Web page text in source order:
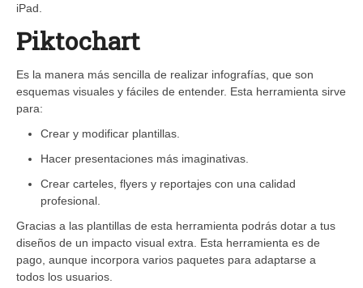
iPad.
Piktochart
Es la manera más sencilla de realizar infografías, que son
esquemas visuales y fáciles de entender. Esta herramienta sirve
para:
Crear y modificar plantillas.
Hacer presentaciones más imaginativas.
Crear carteles, flyers y reportajes con una calidad
profesional.
Gracias a las plantillas de esta herramienta podrás dotar a tus
diseños de un impacto visual extra. Esta herramienta es de
pago, aunque incorpora varios paquetes para adaptarse a
todos los usuarios.